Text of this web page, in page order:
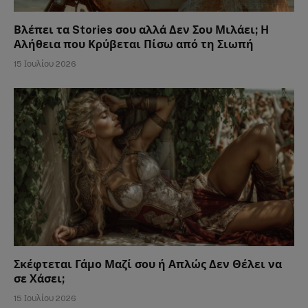
Βλέπει τα Stories σου αλλά Δεν Σου Μιλάει; Η
Αλήθεια που Κρύβεται Πίσω από τη Σιωπή
15 Ιουλίου 2026
Σκέφτεται Γάμο Μαζί σου ή Απλώς Δεν Θέλει να
σε Χάσει;
15 Ιουλίου 2026